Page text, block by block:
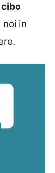
noi in